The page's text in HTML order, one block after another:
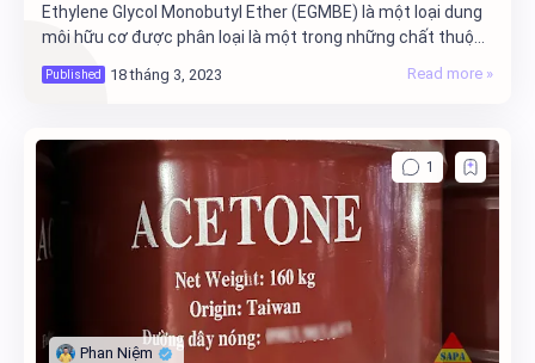
Ethylene Glycol Monobutyl Ether (EGMBE) là một loại dung
môi hữu cơ được phân loại là một trong những chất thuộc
nhóm BCS (Butyl Cellosolve Solvent) …